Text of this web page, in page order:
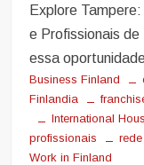
Explore
e Profissionais
essa
Business Finland
Finlandia
International
profissionais
rede
Work in Finland